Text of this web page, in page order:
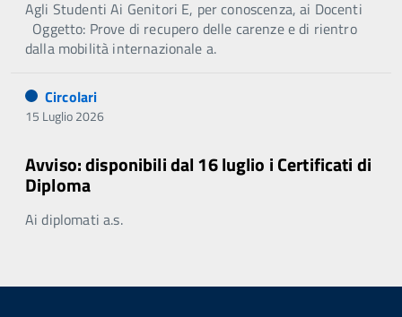
Agli Studenti Ai Genitori E, per conoscenza, ai Docenti
Oggetto: Prove di recupero delle carenze e di rientro
dalla mobilità internazionale a.
Circolari
15 Luglio 2026
Avviso: disponibili dal 16 luglio i Certificati di
Diploma
Ai diplomati a.s.